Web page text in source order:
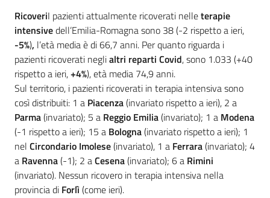
RicoveriI pazienti attualmente ricoverati nelleterapie
intensivedell’Emilia-Romagna sono 38 (-2 rispetto a ieri,
-5%), l’età media è di 66,7 anni. Per quanto riguarda i
pazienti ricoverati neglialtri reparti Covid, sono 1.033 (+40
rispetto a ieri,+4%), età media 74,9 anni.
Sul territorio, i pazienti ricoverati in terapia intensiva sono
così distribuiti: 1 a Piacenza(invariato rispetto a ieri), 2 a
Parma(invariato); 5 a Reggio Emilia(invariato); 1 a Modena
(-1 rispetto a ieri); 15 a Bologna(invariato rispetto a ieri); 1
nel Circondario Imolese(invariato), 1 a Ferrara(invariato); 4
a Ravenna(-1); 2 aCesena(invariato); 6 a Rimini
(invariato). Nessun ricovero in terapia intensiva nella
provincia di Forlì(come ieri).